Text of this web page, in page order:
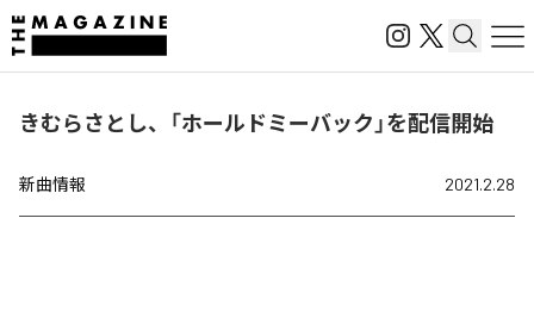
きむらさとし、「ホールドミーバック」を配信開始
新曲情報 2021.2.28